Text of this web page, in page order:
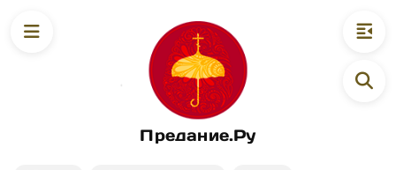
Предание.Ру